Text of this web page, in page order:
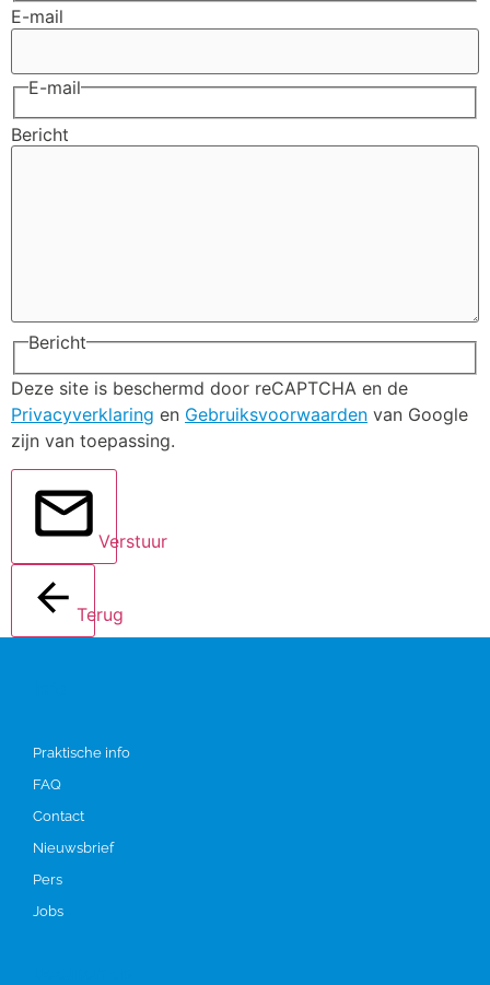
E-mail
E-mail
Bericht
Bericht
Deze site is beschermd door reCAPTCHA en de
Privacyverklaring en Gebruiksvoorwaarden van Google
zijn van toepassing.
Verstuur
Terug
Praktische info
FAQ
Contact
Nieuwsbrief
Pers
Jobs